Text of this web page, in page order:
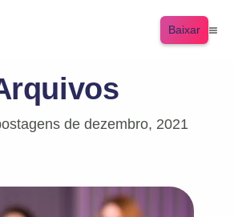
Baixar
de dezembro, 2021